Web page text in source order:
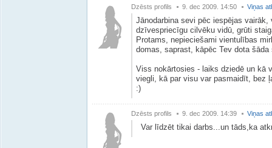
Dzēsts profils 9. dec 2009. 14:50 Viņas
Jānodarbina sevi pēc iespējas
dzīvespriecīgu cilvēku vidū, grūti
Protams, nepieciešami vientulības
domas, saprast, kāpēc Tev dota
Viss nokārtosies - laiks dziedē un kā
viegli, kā par visu var pasmaidīt, bez
:)
Dzēsts profils 9. dec 2009. 14:39 Viņas
Var līdzēt tikai darbs...un tāds,ka